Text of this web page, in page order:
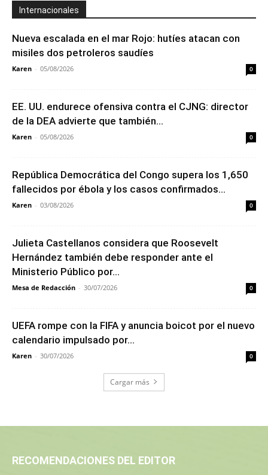
Internacionales
Nueva escalada en el mar Rojo: hutíes atacan con
misiles dos petroleros saudíes
Karen - 05/08/2026 0
EE. UU. endurece ofensiva contra el CJNG: director
de la DEA advierte que también...
Karen - 05/08/2026 0
República Democrática del Congo supera los 1,650
fallecidos por ébola y los casos confirmados...
Karen - 03/08/2026 0
Julieta Castellanos considera que Roosevelt
Hernández también debe responder ante el
Ministerio Público por...
Mesa de Redacción - 30/07/2026 0
UEFA rompe con la FIFA y anuncia boicot por el nuevo
calendario impulsado por...
Karen - 30/07/2026 0
Cargar más
RECOMENDACIONES DEL EDITOR